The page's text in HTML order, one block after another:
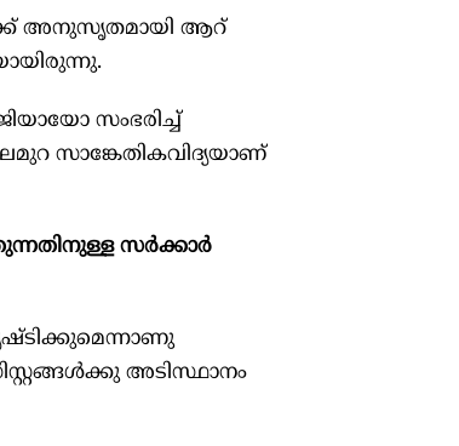
അനുസൃതമായി ആറ്
സംഭരിച്ച്
സാങ്കേതികവിദ്യയാണ്
സര്‍ക്കാര്‍
അടിസ്ഥാനം